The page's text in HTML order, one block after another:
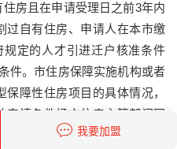
房且在申请受理日之前3年内
过自有住房、申请人在本市缴
定的人才引进迁户核准条件
件。市住房保障实施机构或者
障性住房项目的具体情况，
申请条件经市住房主管部门同
我要加盟